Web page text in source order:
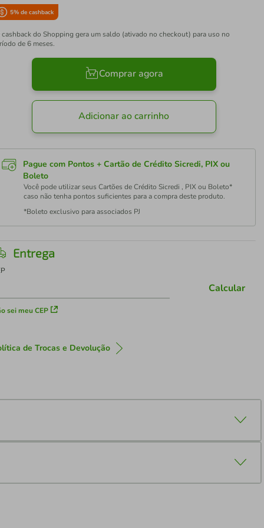
5% de cashback
cashback do Shopping gera um saldo (ativado no checkout) para uso no
de 6 meses.
Comprar agora
Adicionar ao carrinho
Pague com Pontos + Cartão de Crédito Sicredi, PIX ou
Boleto
Você pode utilizar seus Cartões de Crédito Sicredi , PIX ou Boleto*
caso não tenha pontos suficientes para a compra deste produto.
*Boleto exclusivo para associados PJ
Entrega
sei meu CEP
Calcular
de Trocas e Devolução